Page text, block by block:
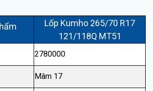
Lốp Kumho 265/70 R17
121/118Q MT51
2780000
Mâm 17